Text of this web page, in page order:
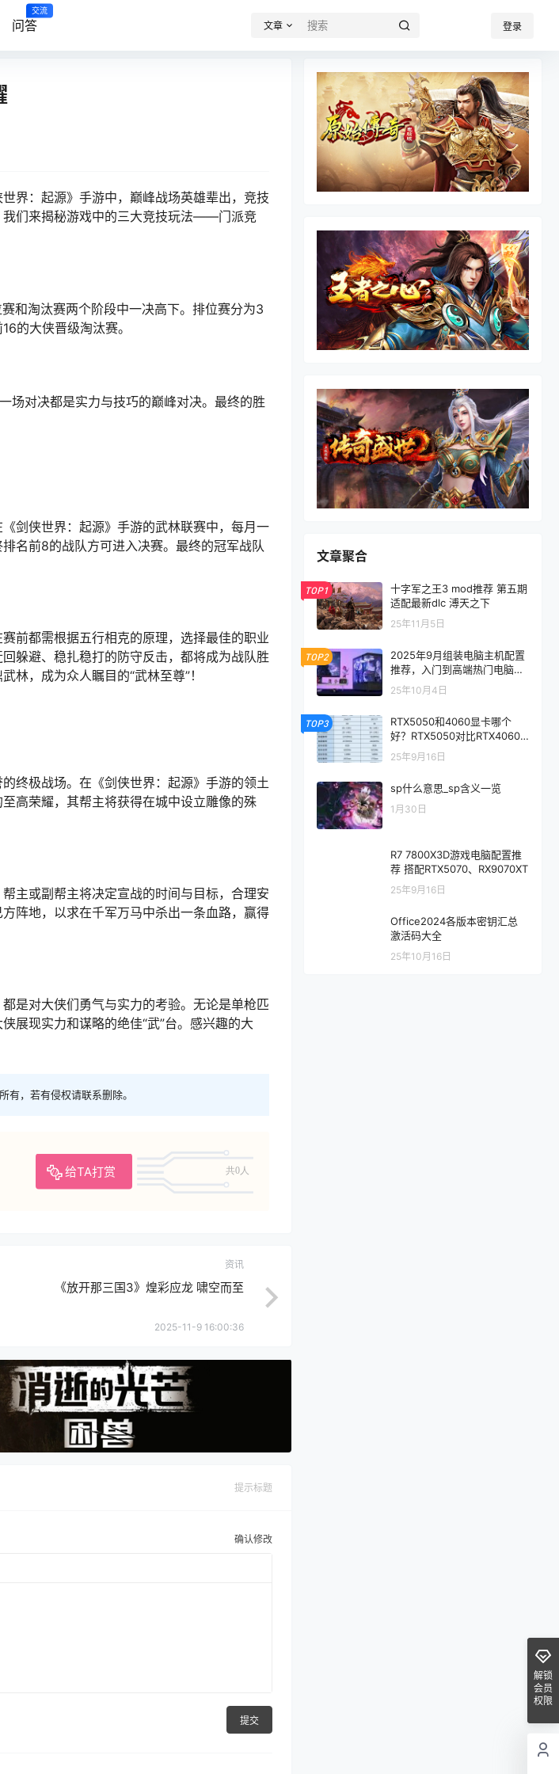
问答
交流
文章 登录
界：起源》手游中，巅峰战场英雄辈出，竞技
我们来揭秘游戏中的三大竞技玩法——门派竞
和淘汰赛两个阶段中一决高下。排位赛分为3
的大侠晋级淘汰赛。
场对决都是实力与技巧的巅峰对决。最终的胜
剑侠世界：起源》手游的武林联赛中，每月一
名前8的战队方可进入决赛。最终的冠军战队
前都需根据五行相克的原理，选择最佳的职业
躲避、稳扎稳打的防守反击，都将成为战队胜
，成为众人瞩目的“武林至尊”！
终极战场。在《剑侠世界：起源》手游的领土
高荣耀，其帮主将获得在城中设立雕像的殊
主或副帮主将决定宣战的时间与目标，合理安
阵地，以求在千军万马中杀出一条血路，赢得
是对大侠们勇气与实力的考验。无论是单枪匹
展现实力和谋略的绝佳“武”台。感兴趣的大
，若有侵权请联系删除。
给TA打赏 共0人
资讯
《放开那三国3》煌彩应龙 啸空而至
2025-11-9 16:00:36
提示标题
确认修改
提交
文章聚合
TOP1
十字军之王3 mod推荐 第五期
适配最新dlc 溥天之下
25年11月5日
TOP2
2025年9月组装电脑主机配置
推荐，入门到高端热门电脑配
置方案
25年10月4日
TOP3
RTX5050和4060显卡哪个
好？RTX5050对比RTX4060/
5060性能评测
25年9月16日
sp什么意思_sp含义一览
1月30日
R7 7800X3D游戏电脑配置推
荐 搭配RTX5070、RX9070XT
25年9月16日
Office2024各版本密钥汇总
激活码大全
25年10月16日
解锁
会员
权限